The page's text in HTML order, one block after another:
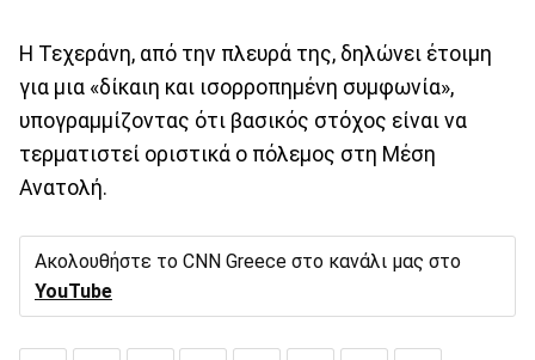
Η Τεχεράνη, από την πλευρά της, δηλώνει έτοιμη
για μια «δίκαιη και ισορροπημένη συμφωνία»,
υπογραμμίζοντας ότι βασικός στόχος είναι να
τερματιστεί οριστικά ο πόλεμος στη Μέση
Ανατολή.
Ακολουθήστε το CNN Greece στο κανάλι μας στο
YouTube